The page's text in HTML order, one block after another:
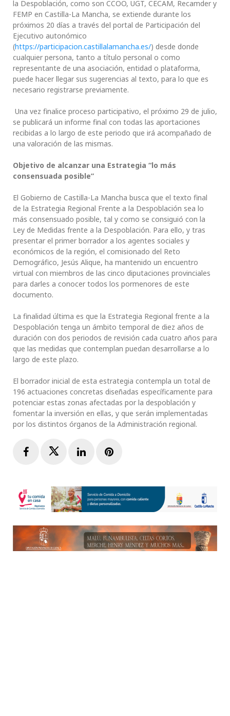
la Despoblación, como son CCOO, UGT, CECAM, Recamder y
FEMP en Castilla-La Mancha, se extiende durante los
próximos 20 días a través del portal de Participación del
Ejecutivo autonómico
(https://participacion.castillalamancha.es/) desde donde
cualquier persona, tanto a título personal o como
representante de una asociación, entidad o plataforma,
puede hacer llegar sus sugerencias al texto, para lo que es
necesario registrarse previamente.
Una vez finalice proceso participativo, el próximo 29 de julio,
se publicará un informe final con todas las aportaciones
recibidas a lo largo de este periodo que irá acompañado de
una valoración de las mismas.
Objetivo de alcanzar una Estrategia “lo más
consensuada posible”
El Gobierno de Castilla-La Mancha busca que el texto final
de la Estrategia Regional Frente a la Despoblación sea lo
más consensuado posible, tal y como se consiguió con la
Ley de Medidas frente a la Despoblación. Para ello, y tras
presentar el primer borrador a los agentes sociales y
económicos de la región, el comisionado del Reto
Demográfico, Jesús Alique, ha mantenido un encuentro
virtual con miembros de las cinco diputaciones provinciales
para darles a conocer todos los pormenores de este
documento.
La finalidad última es que la Estrategia Regional frente a la
Despoblación tenga un ámbito temporal de diez años de
duración con dos periodos de revisión cada cuatro años para
que las medidas que contemplan puedan desarrollarse a lo
largo de este plazo.
El borrador inicial de esta estrategia contempla un total de
196 actuaciones concretas diseñadas específicamente para
potenciar estas zonas afectadas por la despoblación y
fomentar la inversión en ellas, y que serán implementadas
por los distintos órganos de la Administración regional.
FacebookTwitterLinkedInPinterest